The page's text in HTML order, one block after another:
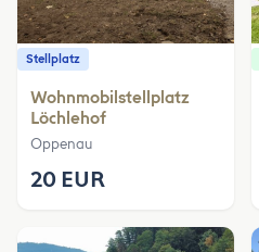
Stellplatz
Wohnmobilstellplatz
Löchlehof
Oppenau
20 EUR